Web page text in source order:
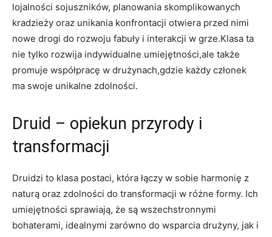
lojalności sojuszników, planowania skomplikowanych
kradzieży oraz unikania konfrontacji otwiera przed nimi
nowe drogi do rozwoju fabuły i interakcji w grze.Klasa ta
nie tylko rozwija indywidualne umiejętności,ale także
promuje współpracę w drużynach,gdzie każdy członek
ma swoje unikalne zdolności.
Druid – opiekun przyrody i
transformacji
Druidzi to klasa postaci, która łączy w sobie harmonię z
naturą oraz zdolności do transformacji w różne formy. Ich
umiejętności sprawiają, że są wszechstronnymi
bohaterami, idealnymi zarówno do wsparcia drużyny, jak i